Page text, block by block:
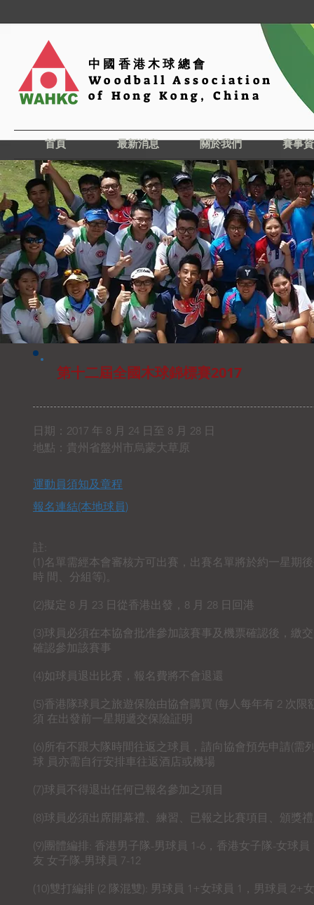
中國香港木球總會
Woodball Association
of Hong Kong, China
第十二屆全國木球錦標賽2017
日期：2017 年 8 月 24 日至 8 月 28 日
地點： 貴州省盤州市烏蒙大草原
運動員須知及章程
報名連結​(本地球員)
註:
(1)名單需經本會審核方可出賽，出賽名單將於約一星期
時 間、分組等)。
(2)擬定 8 月 23 日從香港出發，8 月 28 日回港
(3)球員必須在本協會批准參加該賽事及機票確認後，繳
確認參加該賽事
(4)如球員退出比賽，報名費將不會退還
(5)香港隊球員之旅遊保險由協會購買 (每人每年有 2 次
須 在出發前一星期遞交保險証明
(6)所有不跟大隊時間往返之球員，請向協會預先申請(需
球 員亦需自行安排車往返酒店或機場
(7)球員不得退出任何已報名參加之項目
(8)球員必須出席開幕禮、練習、已報之比賽項目、頒獎
(9)團體編排: 香港男子隊-男球員 1-6，香港女子隊-女球
友 女子隊-男球員 7-12
(10)雙打編排 (2 隊混雙): 男球員 1+女球員 1，男球員 2+
首頁 最新消息 關於我們 賽事